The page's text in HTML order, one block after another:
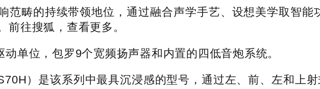
畴的持续带领地位，通过融合声学手艺、设想美学取智能
往搜狐，查看更多。
位，包罗9个宽频扬声器和内置的四低音炮系统。
）是该系列中最具沉浸感的型号，通过左、前、左和上射